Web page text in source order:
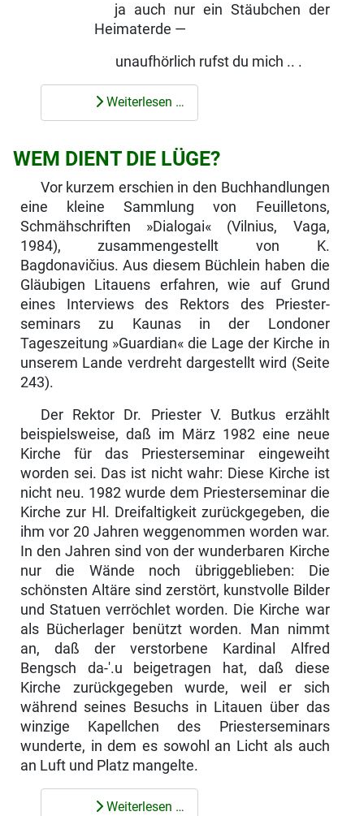
ja auch nur ein Stäubchen der
Heimaterde —
unaufhörlich rufst du mich .. .
Weiterlesen …
WEM DIENT DIE LÜGE?
Vor kurzem erschien in den Buchhandlungen
eine kleine Sammlung von Feuilletons,
Schmähschriften »Dialogai« (Vilnius, Vaga,
1984), zusammen­gestellt von K.
Bagdonavičius. Aus diesem Büchlein haben die
Gläubigen Litauens erfahren, wie auf Grund
eines Interviews des Rektors des Priester­
seminars zu Kaunas in der Londoner
Tageszeitung »Guardian« die Lage der Kirche in
unserem Lande verdreht dargestellt wird (Seite
243).
Der Rektor Dr. Priester V. Butkus erzählt
beispielsweise, daß im März 1982 eine neue
Kirche für das Priesterseminar eingeweiht
worden sei. Das ist nicht wahr: Diese Kirche ist
nicht neu. 1982 wurde dem Priesterseminar die
Kirche zur Hl. Dreifaltigkeit zurückgegeben, die
ihm vor 20 Jahren weggenommen worden war.
In den Jahren sind von der wunderbaren Kirche
nur die Wände noch übriggeblieben: Die
schönsten Altäre sind zerstört, kunstvolle Bilder
und Statuen verröchlet worden. Die Kirche war
als Bücherlager benützt worden. Man nimmt
an, daß der verstorbene Kardinal Alfred
Bengsch da-'.u beigetragen hat, daß diese
Kirche zurückgegeben wurde, weil er sich
während seines Besuchs in Litauen über das
winzige Kapellchen des Priester­seminars
wunderte, in dem es sowohl an Licht als auch
an Luft und Platz mangelte.
Weiterlesen …